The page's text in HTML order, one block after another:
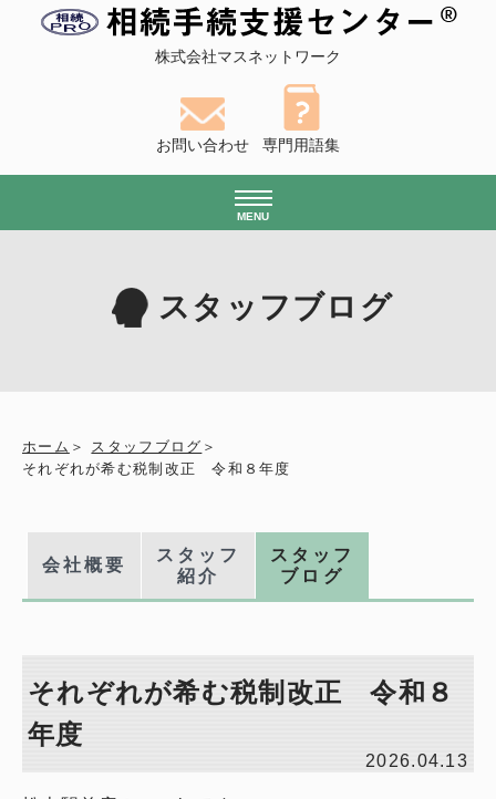
株式会社マスネットワーク
お問い合わせ 専門用語集
MENU
スタッフブログ
ホーム
スタッフブログ
それぞれが希む税制改正 令和８年度
会社概要
スタッフ
紹介
スタッフ
ブログ
それぞれが希む税制改正 令和８
年度
2026.04.13